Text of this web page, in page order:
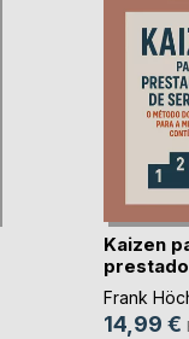
Kaizen
serviço(...)
Frank
14,99 €